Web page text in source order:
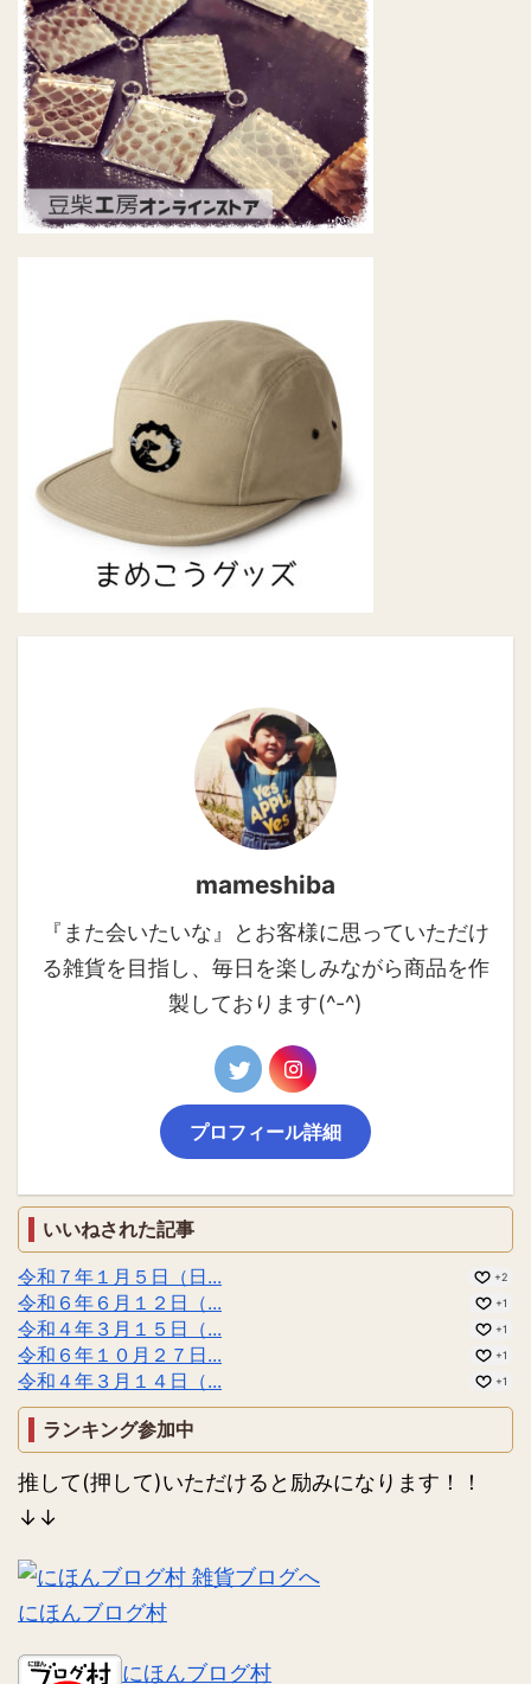
mameshiba
『また会いたいな』とお客様に思っていただけ
る雑貨を目指し、毎日を楽しみながら商品を作
製しております(^-^)
プロフィール詳細
いいねされた記事
令和７年１月５日（日...
+2
令和６年６月１２日（... +1
令和４年３月１５日（... +1
令和６年１０月２７日... +1
令和４年３月１４日（... +1
ランキング参加中
推して(押して)いただけると励みになります！！
↓↓
にほんブログ村
にほんブログ村